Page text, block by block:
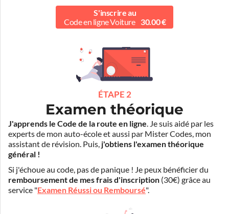
S'inscrire au
Code en ligne Voiture
30.00 €
ÉTAPE 2
Examen théorique
J'apprends le Code de la route en ligne. Je suis aidé par les
experts de mon auto-école et aussi par Mister Codes, mon
assistant de révision. Puis, j'obtiens l'examen théorique
général !
Si j'échoue au code, pas de panique ! Je peux bénéficier du
remboursement de mes frais d'inscription (30€) grâce au
service "Examen Réussi ou Remboursé".